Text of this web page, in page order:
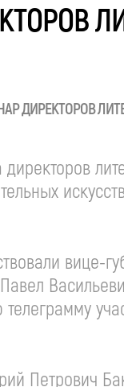
ДИРЕКТОРОВ
вице-
Петрович